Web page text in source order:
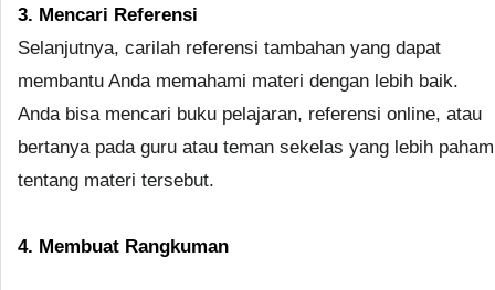
3. Mencari Referensi
Selanjutnya, carilah referensi tambahan yang dapat
membantu Anda memahami materi dengan lebih baik.
Anda bisa mencari buku pelajaran, referensi online, atau
bertanya pada guru atau teman sekelas yang lebih paham
tentang materi tersebut.
4. Membuat Rangkuman